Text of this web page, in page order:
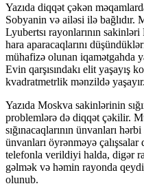
Yazıda diqqət çəkən
Sobyanin və ailəsi ilə
Lyubertsı rayonlarının sakinləri
hara aparacaqlarını
mühafizə olunan iqamətgahda
Evin qarşısındakı elit yaşayış
kvadratmetrlik mənzildə yaşayır.
Yazıda Moskva sakinlərinin
problemlərə də diqqət çəkilir.
sığınacaqlarının ünvanları
ünvanları öyrənməyə
telefonla verildiyi halda, digər
gəlmək və həmin rayonda
olunub.